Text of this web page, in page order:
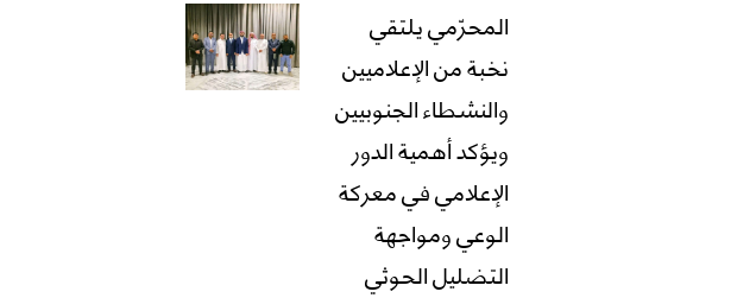
المحرّمي يلتقي
نخبة من الإعلاميين
والنشطاء الجنوبيين
ويؤكد أهمية الدور
الإعلامي في معركة
الوعي ومواجهة
التضليل الحوثي